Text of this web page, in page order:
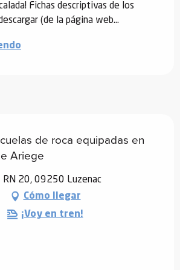
Fichas descriptivas de los
(de la página web...
de roca equipadas en
Ariege
RN 20, 09250 Luzenac
Cómo llegar
¡Voy en tren!